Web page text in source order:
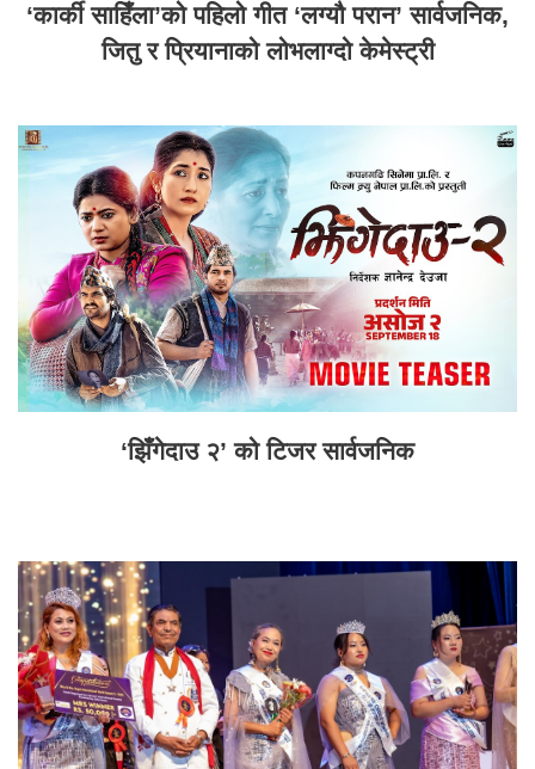
‘कार्की साहिँला’को पहिलो गीत ‘लग्यौ परान’ सार्वजनिक,
जितु र प्रियानाको लोभलाग्दो केमेस्ट्री
‘झिँगेदाउ २’ को टिजर सार्वजनिक